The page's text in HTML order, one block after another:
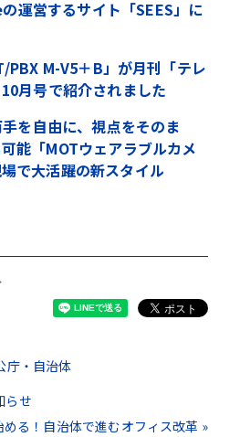
運営するサイト「SEES」に
PBX M-V5＋B」が月刊「テレ
月号で紹介されました
手を自由に、視点をそのま
能「MOTウェアラブルカメ
で大活躍の新スタイル
庁・自治体
らせ
る！自治体で進むオフィス改革 »